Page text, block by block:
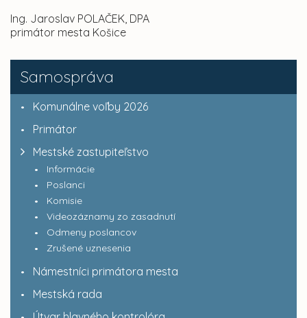
Samospráva
Komunálne voľby 2026
Primátor
Mestské zastupiteľstvo
Informácie
Poslanci
Komisie
Videozáznamy zo zasadnutí
Odmeny poslancov
Zrušené uznesenia
Námestníci primátora mesta
Mestská rada
Ing. Jaroslav POLAČEK, DPA
primátor mesta Košice